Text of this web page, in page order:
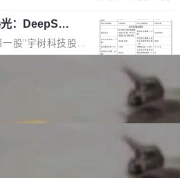
coding agent 包装
上大多数 coding
harness 的设
由五个团队采纳，
于 AI 辅助贡献最
只有一句话：LLM
建议，但不能用来
更，除非作者本身
：DeepSe
个月
股”宇树科技股份
战略配售结果，杭
科技战略配售对
修复多次传递同